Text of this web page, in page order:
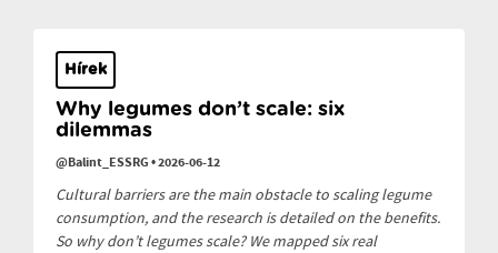
Hírek
Why legumes don’t scale: six
dilemmas
@Balint_ESSRG•2026-06-12
Cultural barriers are the main obstacle to scaling legume
consumption, and the research is detailed on the benefits.
So why don’t legumes scale? We mapped six real